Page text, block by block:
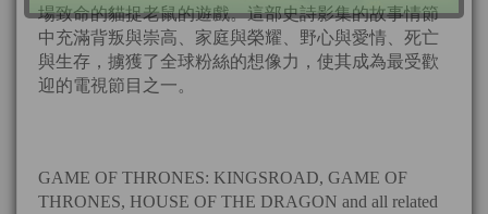
場致命的貓捉老鼠的遊戲。這部史詩影集的故事情節
中充滿背叛與崇高、家庭與榮耀、野心與愛情、死亡
與生存，擄獲了全球粉絲的想像力，使其成為最受歡
迎的電視節目之一。
GAME OF THRONES: KINGSROAD, GAME OF
THRONES, HOUSE OF THE DRAGON and all related